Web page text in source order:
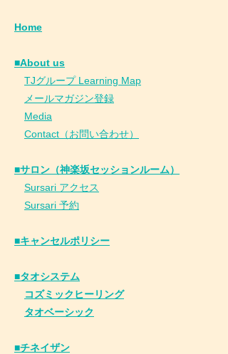
Home
■About us
TJグループ Learning Map
メールマガジン登録
Media
Contact（お問い合わせ）
■サロン（神楽坂セッションルーム）
Sursari アクセス
Sursari 予約
​■キャンセルポリシー
■タオシステム
コズミックヒーリング
タオベーシック
■チネイザン